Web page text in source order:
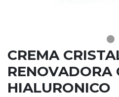
CREMA
RENOVADORA
HIALURONICO